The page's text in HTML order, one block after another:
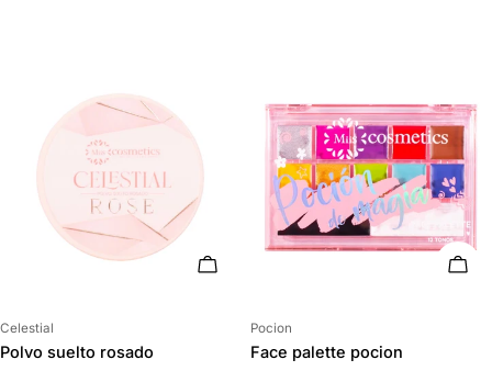
AÑADIR AL CARRITO
Proveedor:
Celestial
Polvo suelto rosado
Proveedor:
Pocion
Face palette pocion